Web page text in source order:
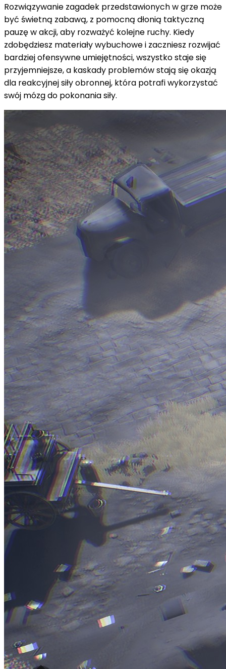
Rozwiązywanie zagadek przedstawionych w grze może
być świetną zabawą, z pomocną dłonią taktyczną
pauzę w akcji, aby rozważyć kolejne ruchy. Kiedy
zdobędziesz materiały wybuchowe i zaczniesz rozwijać
bardziej ofensywne umiejętności, wszystko staje się
przyjemniejsze, a kaskady problemów stają się okazją
dla reakcyjnej siły obronnej, która potrafi wykorzystać
swój mózg do pokonania siły.